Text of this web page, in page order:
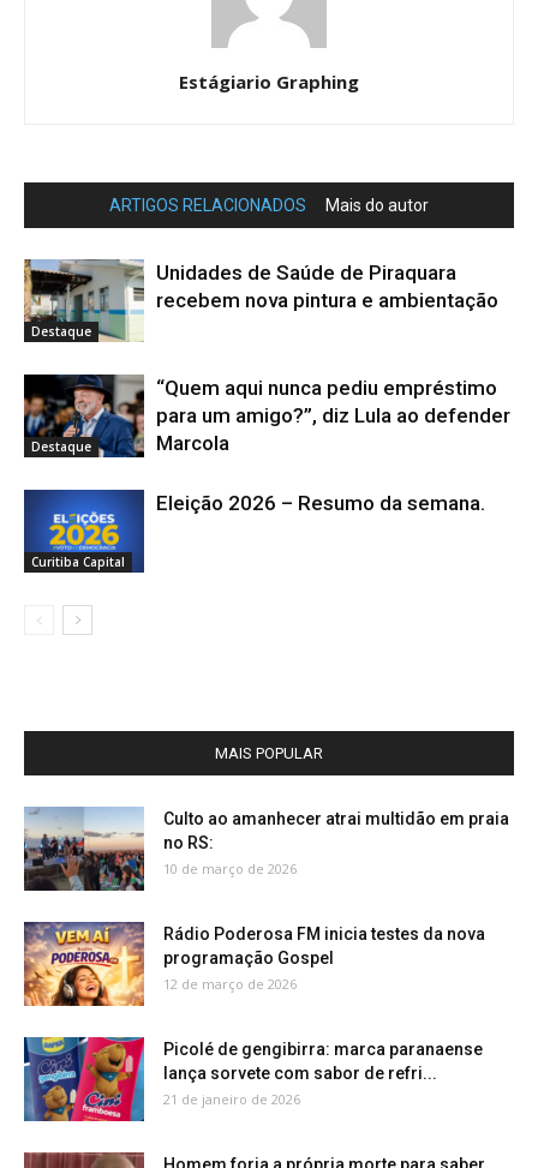
Estágiario Graphing
ARTIGOS RELACIONADOS Mais do autor
Destaque
Unidades de Saúde de Piraquara
recebem nova pintura e ambientação
Destaque
“Quem aqui nunca pediu empréstimo
para um amigo?”, diz Lula ao defender
Marcola
Curitiba Capital
Eleição 2026 – Resumo da semana.
MAIS POPULAR
Culto ao amanhecer atrai multidão em praia
no RS:
10 de março de 2026
Rádio Poderosa FM inicia testes da nova
programação Gospel
12 de março de 2026
Picolé de gengibirra: marca paranaense
lança sorvete com sabor de refri...
21 de janeiro de 2026